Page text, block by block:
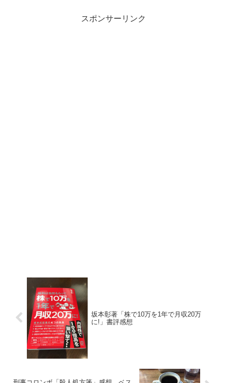
スポンサーリンク
坂本彰著「株で10万を1年で月収20万
に!」書評感想